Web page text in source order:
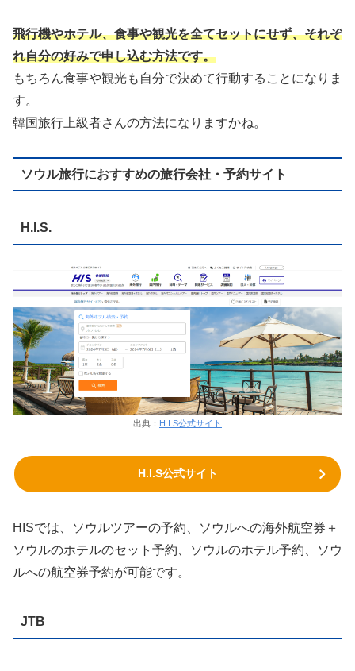
飛行機やホテル、食事や観光を全てセットにせず、それぞ
れ自分の好みで申し込む方法です。
もちろん食事や観光も自分で決めて行動することになりま
す。
韓国旅行上級者さんの方法になりますかね。
ソウル旅行におすすめの旅行会社・予約サイト
H.I.S.
出典： H.I.S公式サイト
H.I.S公式サイト
HISでは、ソウルツアーの予約、ソウルへの海外航空券＋
ソウルのホテルのセット予約、ソウルのホテル予約、ソウ
ルへの航空券予約が可能です。
JTB